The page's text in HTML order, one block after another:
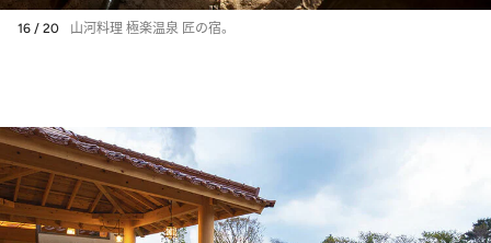
16 / 20 山河料理 極楽温泉 匠の宿。